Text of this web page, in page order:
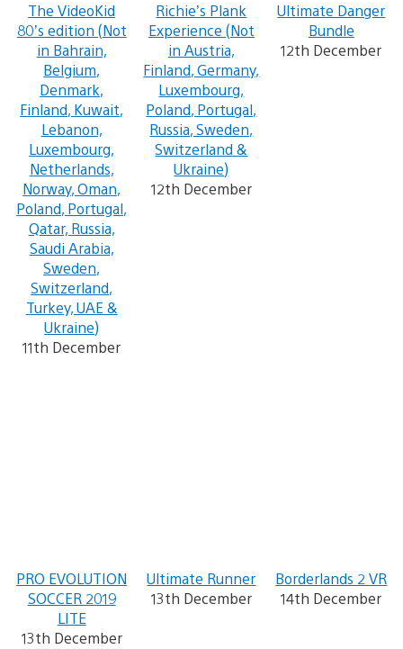
The VideoKid
80’s edition (Not
in Bahrain,
Belgium,
Denmark,
Finland, Kuwait,
Lebanon,
Luxembourg,
Netherlands,
Norway, Oman,
Poland, Portugal,
Qatar, Russia,
Saudi Arabia,
Sweden,
Switzerland,
Turkey, UAE &
Ukraine)
11th December
Richie’s Plank
Experience (Not
in Austria,
Finland, Germany,
Luxembourg,
Poland, Portugal,
Russia, Sweden,
Switzerland &
Ukraine)
12th December
Ultimate Danger
Bundle
12th December
PRO EVOLUTION
SOCCER 2019
LITE
13th December
Ultimate Runner
13th December
Borderlands 2 VR
14th December